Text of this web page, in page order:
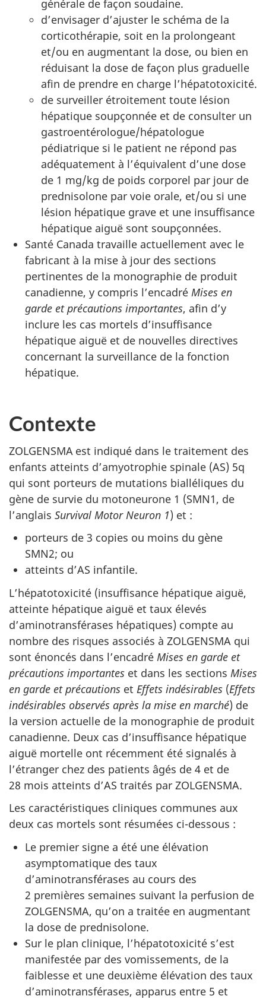
générale de façon soudaine.
d’envisager d’ajuster le schéma de la
corticothérapie, soit en la prolongeant
et/ou en augmentant la dose, ou bien en
réduisant la dose de façon plus graduelle
afin de prendre en charge l’hépatotoxicité.
de surveiller étroitement toute lésion
hépatique soupçonnée et de consulter un
gastroentérologue/hépatologue
pédiatrique si le patient ne répond pas
adéquatement à l’équivalent d’une dose
de 1 mg/kg de poids corporel par jour de
prednisolone par voie orale, et/ou si une
lésion hépatique grave et une insuffisance
hépatique aiguë sont soupçonnées.
Santé Canada travaille actuellement avec le
fabricant à la mise à jour des sections
pertinentes de la monographie de produit
canadienne, y compris l’encadré Mises en
garde et précautions importantes, afin d’y
inclure les cas mortels d’insuffisance
hépatique aiguë et de nouvelles directives
concernant la surveillance de la fonction
hépatique.
Contexte
ZOLGENSMA est indiqué dans le traitement des
enfants atteints d’amyotrophie spinale (AS) 5q
qui sont porteurs de mutations bialléliques du
gène de survie du motoneurone 1 (SMN1, de
l’anglais Survival Motor Neuron 1) et :
porteurs de 3 copies ou moins du gène
SMN2; ou
atteints d’AS infantile.
L’hépatotoxicité (insuffisance hépatique aiguë,
atteinte hépatique aiguë et taux élevés
d’aminotransférases hépatiques) compte au
nombre des risques associés à ZOLGENSMA qui
sont énoncés dans l’encadré Mises en garde et
précautions importantes et dans les sections Mises
en garde et précautions et Effets indésirables (Effets
indésirables observés après la mise en marché) de
la version actuelle de la monographie de produit
canadienne. Deux cas d’insuffisance hépatique
aiguë mortelle ont récemment été signalés à
l’étranger chez des patients âgés de 4 et de
28 mois atteints d’AS traités par ZOLGENSMA.
Les caractéristiques cliniques communes aux
deux cas mortels sont résumées ci-dessous :
Le premier signe a été une élévation
asymptomatique des taux
d’aminotransférases au cours des
2 premières semaines suivant la perfusion de
ZOLGENSMA, qu’on a traitée en augmentant
la dose de prednisolone.
Sur le plan clinique, l’hépatotoxicité s’est
manifestée par des vomissements, de la
faiblesse et une deuxième élévation des taux
d’aminotransférases, apparus entre 5 et